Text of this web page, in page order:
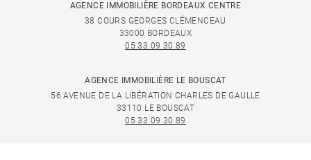
AGENCE IMMOBILIÈRE BORDEAUX CENTRE
38 COURS GEORGES CLÉMENCEAU
33000 BORDEAUX
05 33 09 30 89
AGENCE IMMOBILIÈRE LE BOUSCAT
56 AVENUE DE LA LIBÉRATION CHARLES DE GAULLE
33110 LE BOUSCAT
05 33 09 30 89